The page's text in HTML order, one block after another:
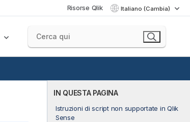
Risorse Qlik Italiano (Cambia)
IN QUESTA PAGINA
Istruzioni di script non supportate in Qlik
Sense